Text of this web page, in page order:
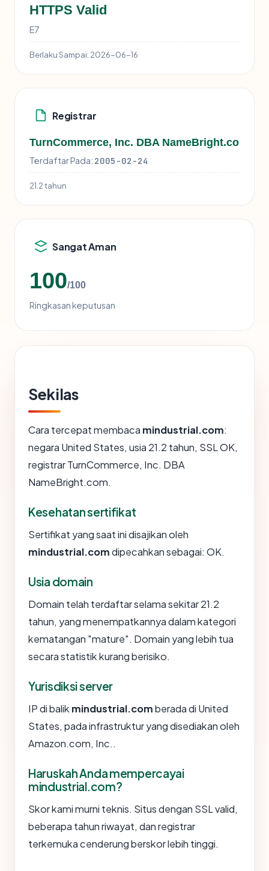
HTTPS Valid
E7
Berlaku Sampai: 2026-06-16
Registrar
TurnCommerce, Inc. DBA NameBright.co
Terdaftar Pada: 2005-02-24
21.2 tahun
Sangat Aman
100/100
Ringkasan keputusan
Sekilas
Cara tercepat membaca mindustrial.com:
negara United States, usia 21.2 tahun, SSL OK,
registrar TurnCommerce, Inc. DBA
NameBright.com.
Kesehatan sertifikat
Sertifikat yang saat ini disajikan oleh
mindustrial.comdipecahkan sebagai: OK.
Usia domain
Domain telah terdaftar selama sekitar 21.2
tahun, yang menempatkannya dalam kategori
kematangan "mature". Domain yang lebih tua
secara statistik kurang berisiko.
Yurisdiksi server
IP di balik mindustrial.comberada di United
States, pada infrastruktur yang disediakan oleh
Amazon.com, Inc..
Haruskah Anda mempercayai
mindustrial.com?
Skor kami murni teknis. Situs dengan SSL valid,
beberapa tahun riwayat, dan registrar
terkemuka cenderung berskor lebih tinggi.